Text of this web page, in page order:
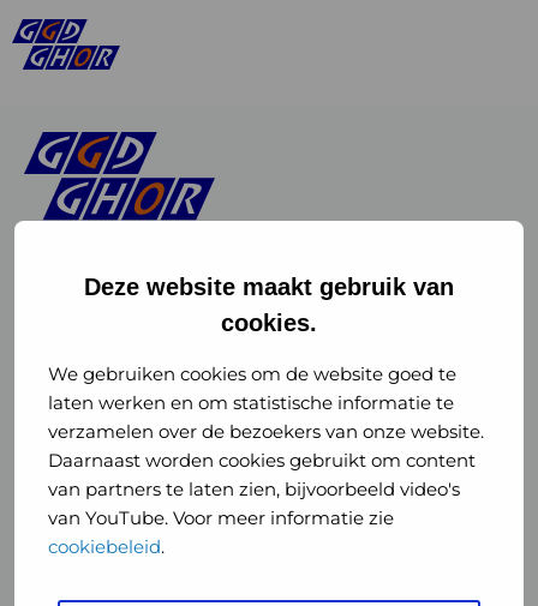
Deze website maakt gebruik van
cookies.
We gebruiken cookies om de website goed te
laten werken en om statistische informatie te
verzamelen over de bezoekers van onze website.
Daarnaast worden cookies gebruikt om content
van partners te laten zien, bijvoorbeeld video's
van YouTube. Voor meer informatie zie
cookiebeleid.
of
GGD
GHOR
Nederland
Instagram
of
GGD
GHOR
Nederland
GGD Reizen op social media
GGD Reizen